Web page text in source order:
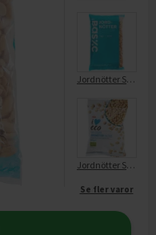
Jordnötter Saltade
Jordnötter Saltade EKO
Se fler varor